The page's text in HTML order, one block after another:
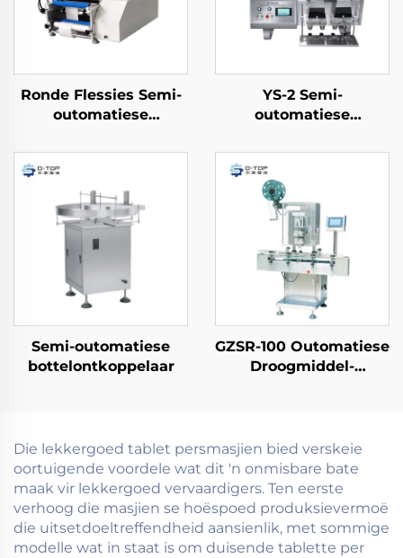
Ronde Flessies Semi-
outomatiese
YS-2 Semi-
outomatiese
Semi-outomatiese
bottelontkoppelaar
GZSR-100 Outomatiese
Droogmiddel-
Die lekkergoed tablet persmasjien bied verskeie
oortuigende voordele wat dit 'n onmisbare bate
maak vir lekkergoed vervaardigers. Ten eerste
verhoog die masjien se hoëspoed produksievermoë
die uitsetdoeltreffendheid aansienlik, met sommige
modelle wat in staat is om duisende tablette per